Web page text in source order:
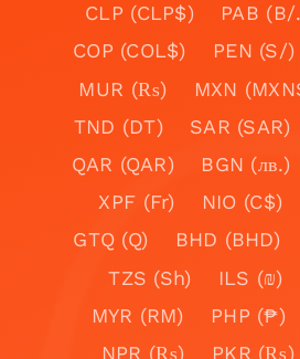
CLP (CLP$)
PAB (B/
COP (COL$)
PEN (S/)
MUR (₨)
MXN
TND (DT)
SAR (SAR)
QAR (QAR)
BGN (лв.)
XPF (Fr)
NIO (C$)
GTQ (Q)
BHD (BHD)
TZS (Sh)
ILS (₪)
MYR (RM)
PHP (₱)
NPR (₨)
PKR (₨)